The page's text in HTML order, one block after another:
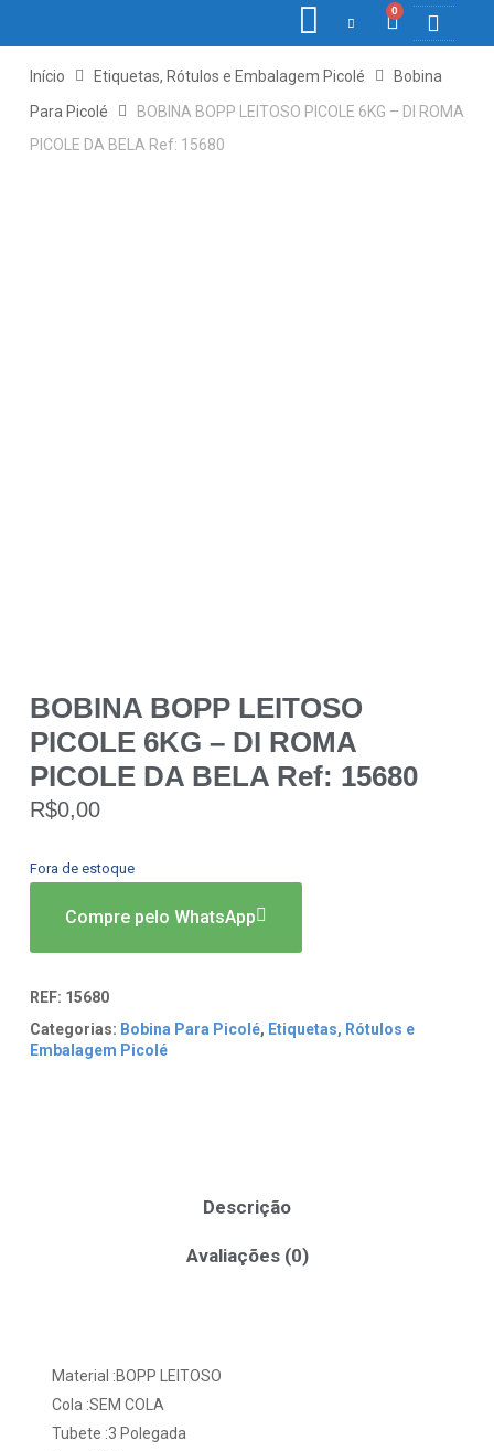
0
Início Etiquetas, Rótulos e Embalagem Picolé
Bobina
Para Picolé
BOBINA BOPP LEITOSO PICOLE 6KG – DI ROMA
PICOLE DA BELA Ref: 15680
BOBINA BOPP LEITOSO
PICOLE 6KG – DI ROMA
PICOLE DA BELA Ref: 15680
R$0,00
Fora de estoque
Compre pelo WhatsApp
REF: 15680
Categorias: Bobina Para Picolé, Etiquetas, Rótulos e
Embalagem Picolé
Descrição
Avaliações (0)
Material :BOPP LEITOSO
Cola :SEM COLA
Tubete :3 Polegada